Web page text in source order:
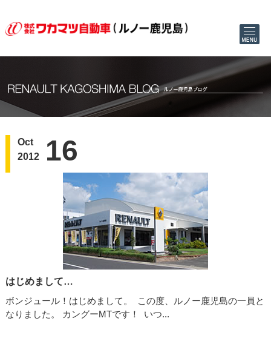
Oct
2012
16
はじめまして…
ボンジュール！はじめまして。 この度、ルノー鹿児島の一員と
なりました。 カングーMTです！ いつ...